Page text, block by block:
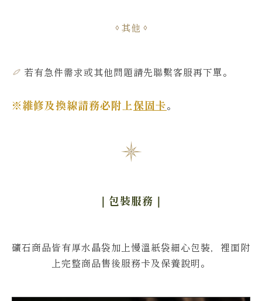
其他
若有急件需求或其他問題請先聯繫客服再下單。
※維修及換線請務必附上保固卡。
｜包裝服務 ｜
礦石商品皆有厚水晶袋加上慢溫紙袋細心包裝，裡面附
上完整商品售後服務卡及保養說明。